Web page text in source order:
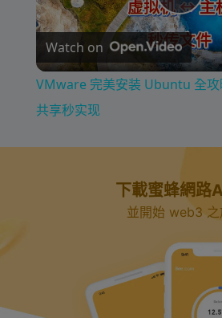
P
l
V
i
d
Watch on
VMware 完美安装 Ubuntu 全攻
共享秒实现
下載蜜蜂網路
並開始 web3 之